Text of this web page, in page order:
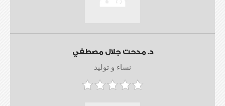
د. مدحت جلال مصطفي
نساء و توليد